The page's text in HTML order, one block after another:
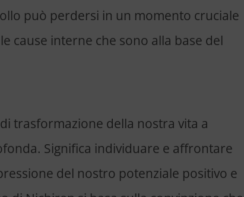
può perdersi in un momento cruciale
cause interne che sono alla base del
trasformazione della nostra vita a
Significa individuare e affrontare
del nostro potenziale positivo e